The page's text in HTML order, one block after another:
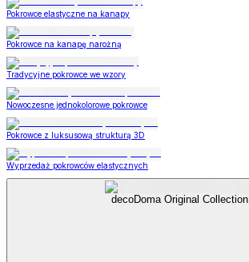
Pokrowce elastyczne na kanapy
Pokrowce na kanapę narożną
Tradycyjne pokrowce we wzory
Nowoczesne jednokolorowe pokrowce
Pokrowce z luksusową strukturą 3D
Wyprzedaż pokrowców elastycznych
decoDoma Original Collection